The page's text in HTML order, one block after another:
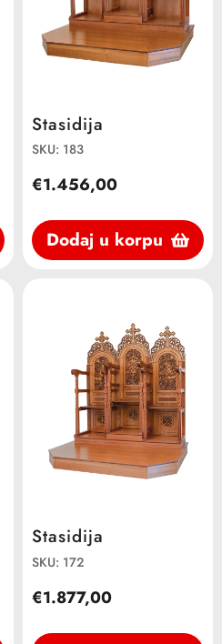
Stasidija
SKU: 183
€1.456,00
Dodaj u korpu
Stasidija
SKU: 172
€1.877,00